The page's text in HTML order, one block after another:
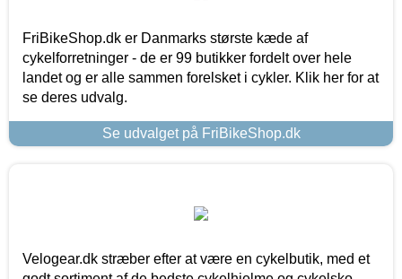
FriBikeShop.dk er Danmarks største kæde af
cykelforretninger - de er 99 butikker fordelt over hele
landet og er alle sammen forelsket i cykler. Klik her for at
se deres udvalg.
Se udvalget på FriBikeShop.dk
Velogear.dk stræber efter at være en cykelbutik, med et